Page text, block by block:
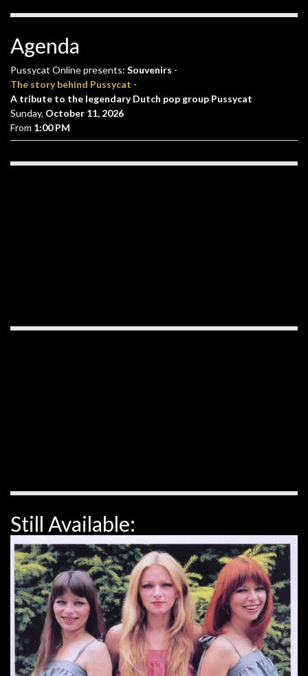
Agenda
Pussycat Online presents: Souvenirs -
The story behind Pussycat -
A tribute to the legendary Dutch pop group Pussycat
Sunday, October 11, 2026
From 1:00 PM
Still Available: